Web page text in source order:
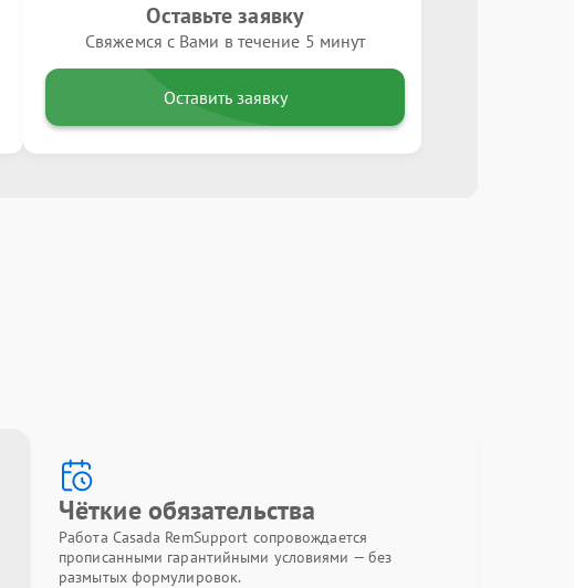
Оставьте заявку
Свяжемся с Вами в течение 5 минут
Оставить заявку
Чёткие обязательства
Работа Casada RemSupport сопровождается
прописанными гарантийными условиями — без
размытых формулировок.